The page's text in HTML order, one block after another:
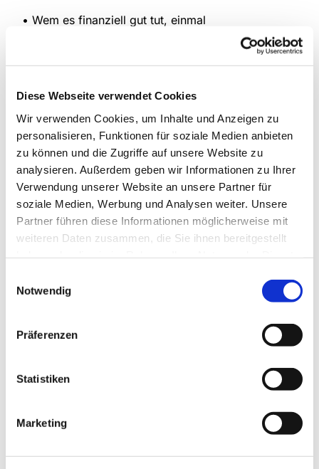
Diese Webseite verwendet Cookies
Wir verwenden Cookies, um Inhalte und Anzeigen zu
personalisieren, Funktionen für soziale Medien anbieten
zu können und die Zugriffe auf unsere Website zu
analysieren. Außerdem geben wir Informationen zu Ihrer
Verwendung unserer Website an unsere Partner für
soziale Medien, Werbung und Analysen weiter. Unsere
Partner führen diese Informationen möglicherweise mit
weiteren Daten zusammen, die Sie ihnen bereitgestellt
Notwendig
Präferenzen
Statistiken
Marketing
• Wem es finanziell gut tut, einmal
nicht selbst für ein Mittagessen sorgen zu
wo?
Luther-Haus
Kontakt: Bärbel Deifuß (Tel: 02307 / 390 33)